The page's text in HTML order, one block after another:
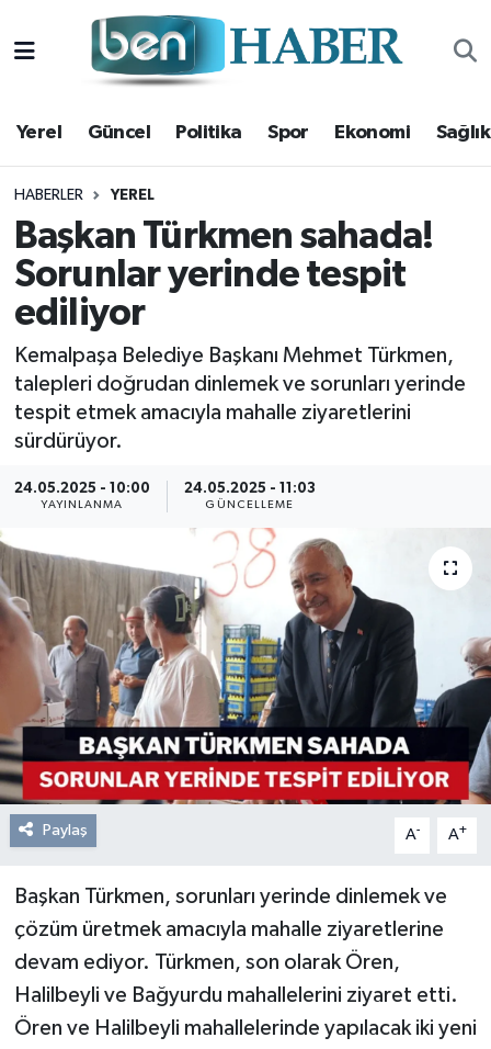
Yerel Güncel Politika Spor Ekonomi Sağlık
HABERLER YEREL
Başkan Türkmen sahada!
Sorunlar yerinde tespit
ediliyor
Kemalpaşa Belediye Başkanı Mehmet Türkmen,
talepleri doğrudan dinlemek ve sorunları yerinde
tespit etmek amacıyla mahalle ziyaretlerini
sürdürüyor.
24.05.2025 - 10:00
YAYINLANMA
24.05.2025 - 11:03
GÜNCELLEME
Paylaş A- A+
Başkan Türkmen, sorunları yerinde dinlemek ve
çözüm üretmek amacıyla mahalle ziyaretlerine
devam ediyor. Türkmen, son olarak Ören,
Halilbeyli ve Bağyurdu mahallelerini ziyaret etti.
Ören ve Halilbeyli mahallelerinde yapılacak iki yeni
Yerel
Güncel
Politika
Spor
Ekonomi
Sağlık
Magazin
Röportajlar
Hava Durumu
Trafik Durumu
Süper Lig Puan Durumu ve Fikstür
Tüm Manşetler
Son Dakika Haberleri
Haber Arşivi